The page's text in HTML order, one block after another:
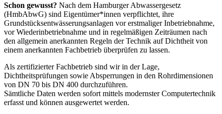
Schon gewusst? Nach dem Hamburger Abwassergesetz
(HmbAbwG) sind Eigentümer*innen verpflichtet, ihre
Grundstücksentwässerungsanlagen vor erstmaliger Inbetriebnahme,
vor Wiederinbetriebnahme und in regelmäßigen Zeiträumen nach
den allgemein anerkannten Regeln der Technik auf Dichtheit von
einem anerkannten Fachbetrieb überprüfen zu lassen.
Als zertifizierter Fachbetrieb sind wir in der Lage,
Dichtheitsprüfungen sowie Absperrungen in den Rohrdimensionen
von DN 70 bis DN 400 durchzuführen.
Sämtliche Daten werden sofort mittels modernster Computertechnik
erfasst und können ausgewertet werden.